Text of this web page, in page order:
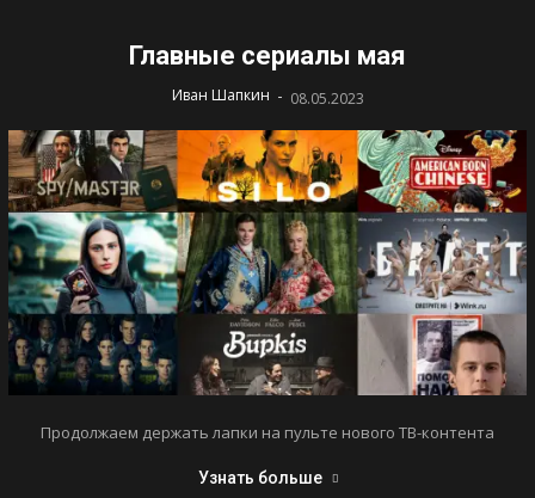
Главные сериалы мая
Иван Шапкин - 08.05.2023
Продолжаем держать лапки на пульте нового ТВ-контента
Узнать больше